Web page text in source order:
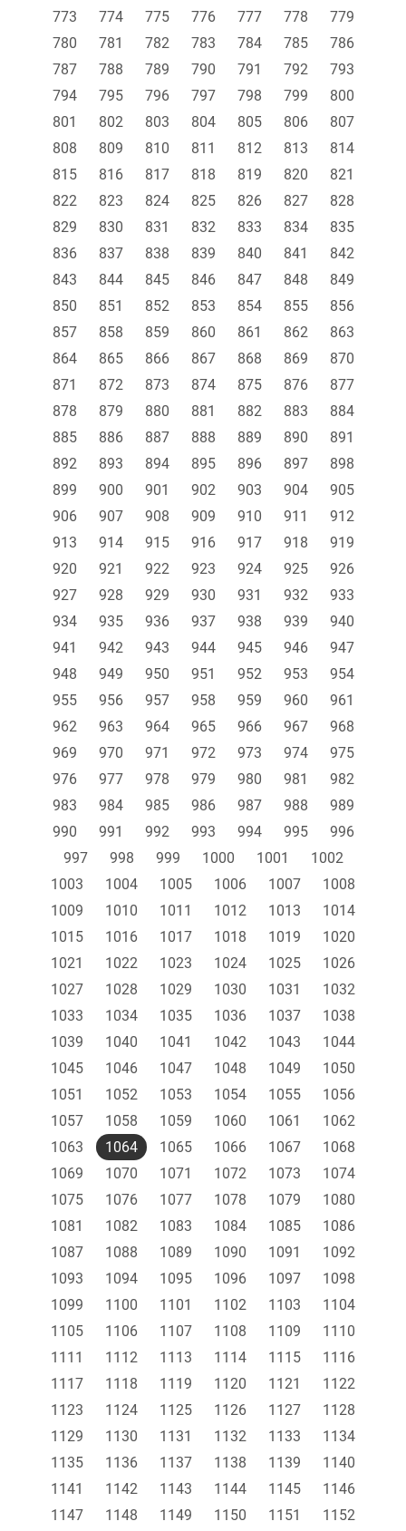
773
774 775 776 777 778
779
780
781 782 783 784 785
786
787
788 789 790 791 792
793
794
795 796 797 798 799
800
801
802 803 804 805 806
807
808
809 810 811 812 813
814
815
816 817 818 819 820
821
822
823 824 825 826 827
828
829
830 831 832 833 834
835
836
837 838 839 840 841
842
843
844 845 846 847 848
849
850
851 852 853 854 855
856
857
858 859 860 861 862
863
864
865 866 867 868 869
870
871
872 873 874 875 876
877
878
879 880 881 882 883
884
885
886 887 888 889 890
891
892
893 894 895 896 897
898
899
900 901 902 903 904
905
906
907 908 909 910 911
912
913
914 915 916 917 918
919
920
921 922 923 924 925
926
927
928 929 930 931 932
933
934
935 936 937 938 939
940
941
942 943 944 945 946
947
948
949 950 951 952 953
954
955
956 957 958 959 960
961
962
963 964 965 966 967
968
969
970 971 972 973 974
975
976
977 978 979 980 981
982
983
984 985 986 987 988
989
990
991 992 993 994 995
996
997
998 999 1000 1001
1002
1003
1004 1005 1006 1007
1008
1009
1010 1011 1012 1013
1014
1015
1016 1017 1018 1019
1020
1021
1022 1023 1024 1025
1026
1027
1028 1029 1030 1031
1032
1033
1034 1035 1036 1037
1038
1039
1040 1041 1042 1043
1044
1045
1046 1047 1048 1049
1050
1051
1052 1053 1054 1055
1056
1057
1058 1059 1060 1061
1062
1063
1064 1065 1066 1067
1068
1069
1070 1071 1072 1073
1074
1075
1076 1077 1078 1079
1080
1081
1082 1083 1084 1085
1086
1087
1088 1089 1090 1091
1092
1093
1094 1095 1096 1097
1098
1099
1100 1101 1102 1103
1104
1105
1106 1107 1108 1109
1110
1111
1112 1113 1114 1115
1116
1117
1118 1119 1120 1121
1122
1123
1124 1125 1126 1127
1128
1129
1130 1131 1132 1133
1134
1135
1136 1137 1138 1139
1140
1141
1142 1143 1144 1145
1146
1147
1148 1149 1150 1151 1152